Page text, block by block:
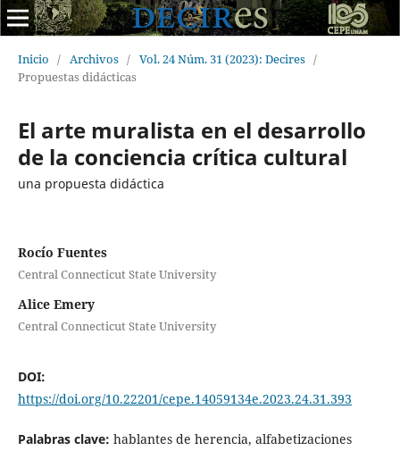
Inicio / Archivos / Vol. 24 Núm. 31 (2023): Decires /
Propuestas didácticas
El arte muralista en el desarrollo
de la conciencia crítica cultural
una propuesta didáctica
Rocío Fuentes
Central Connecticut State University
Alice Emery
Central Connecticut State University
DOI:
https://doi.org/10.22201/cepe.14059134e.2023.24.31.393
Palabras clave: hablantes de herencia, alfabetizaciones